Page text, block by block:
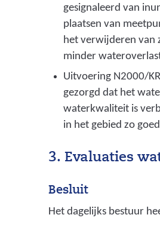
gesignaleerd van
plaatsen van
het verwijderen van
minder
Uitvoering N2000/
gezorgd dat het
waterkwaliteit is
in het gebied zo
3. Evaluaties
Besluit
Het dagelijks bestuur